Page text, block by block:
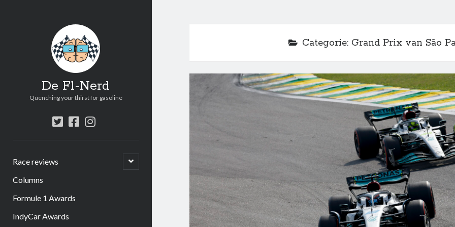
De F1-Nerd
Quenching your thirst for gasoline
twitterfacebook
instagram
Race reviews
open
submenu
Columns
Formule 1 Awards
IndyCar Awards
Categorie: Grand Prix van São